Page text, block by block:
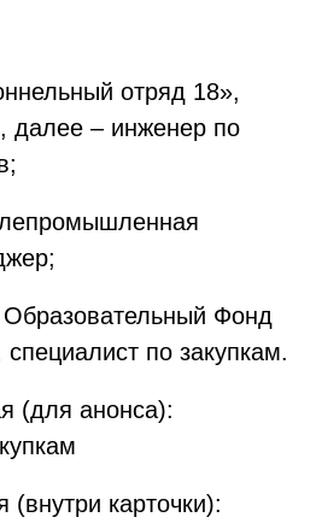
отряд 18»,
далее – инженер по
Фонд
по закупкам.
(для анонса):
карточки):